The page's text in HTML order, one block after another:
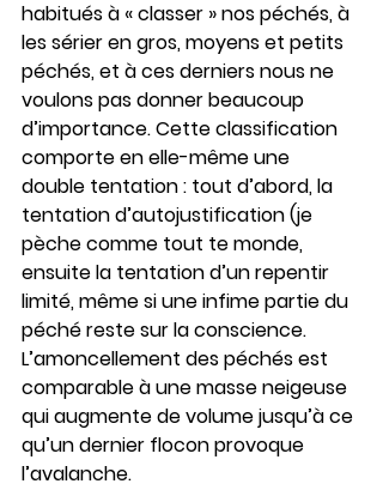
habitués à « classer » nos péchés, à
les sérier en gros, moyens et petits
péchés, et à ces derniers nous ne
voulons pas donner beaucoup
d’importance. Cette classification
comporte en elle-même une
double tentation : tout d’abord, la
tentation d’autojustification (je
pèche comme tout te monde,
ensuite la tentation d’un repentir
limité, même si une infime partie du
péché reste sur la conscience.
L’amoncellement des péchés est
comparable à une masse neigeuse
qui augmente de volume jusqu’à ce
qu’un dernier flocon provoque
l’avalanche.